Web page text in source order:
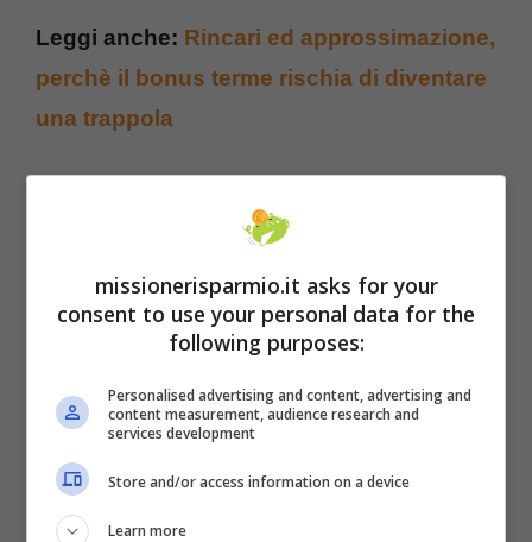
Leggi anche: Rincari ed approssimazione,
perchè il bonus terme rischia di diventare
una trappola
missionerisparmio.it asks for your
consent to use your personal data for the
following purposes:
Personalised advertising and content, advertising and
content measurement, audience research and
services development
Store and/or access information on a device
Learn more